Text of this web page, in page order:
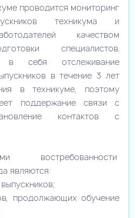
проводится мониторинг
техникума и
качеством
специалистов.
в себя отслеживание
в течение 3 лет
в техникуме, поэтому
поддержание связи с
контактов с
востребованности
являются:
продолжающих обучение